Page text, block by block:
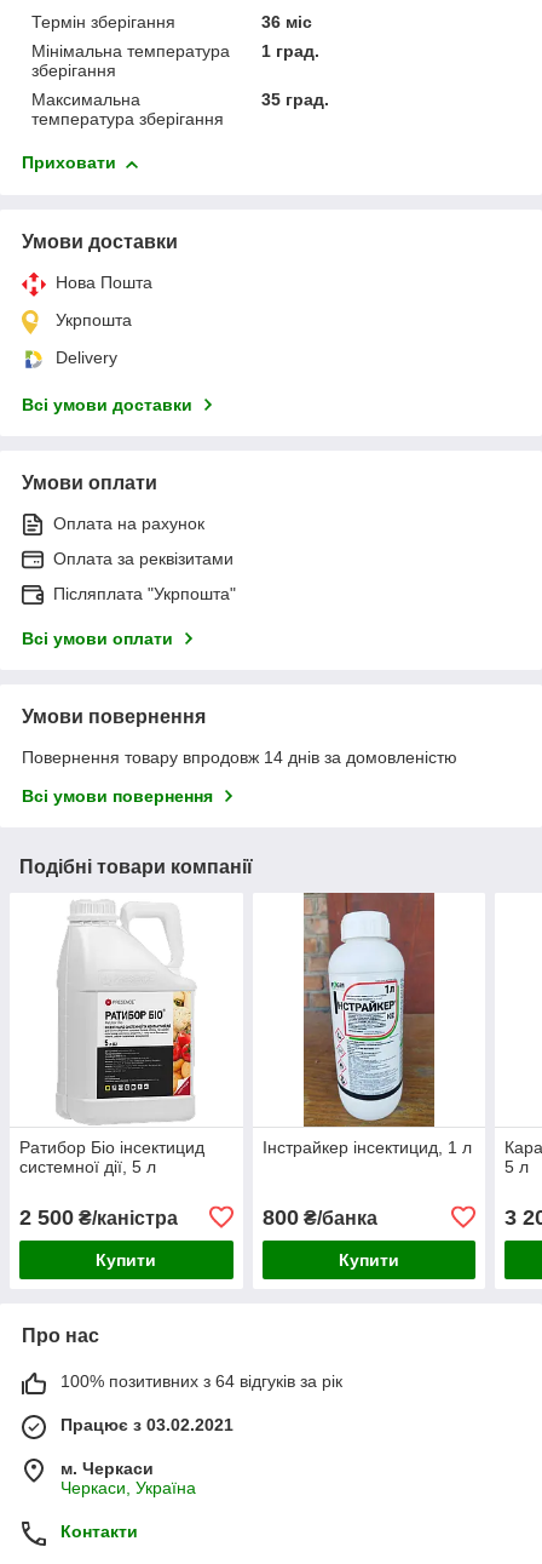
Термін зберігання
36 міс
Мінімальна температура
зберігання
1 град.
Максимальна
температура зберігання
35 град.
Приховати
Умови доставки
Нова Пошта
Укрпошта
Delivery
Всі умови доставки
Умови оплати
Оплата на рахунок
Оплата за реквізитами
Післяплата "Укрпошта"
Всі умови оплати
Умови повернення
Повернення товару впродовж 14 днів за домовленістю
Всі умови повернення
Подібні товари компанії
Ратибор Біо інсектицид
системної дії, 5 л
2 500 ₴/каністра
Купити
Інстрайкер інсектицид, 1 л
800₴/банка
Купити
5 л
3
Про нас
100% позитивних з 64 відгуків за рік
Працює з 03.02.2021
м. Черкаси
Черкаси, Україна
Контакти